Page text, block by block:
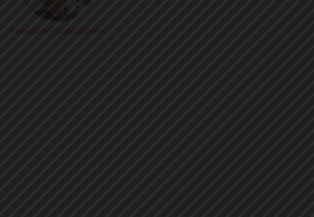
Михайло Цимбалюк